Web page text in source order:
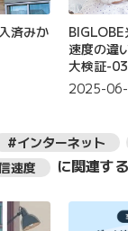
済みか
速度の違
大検証-03
2025-
#インターネット
速度
に関連す